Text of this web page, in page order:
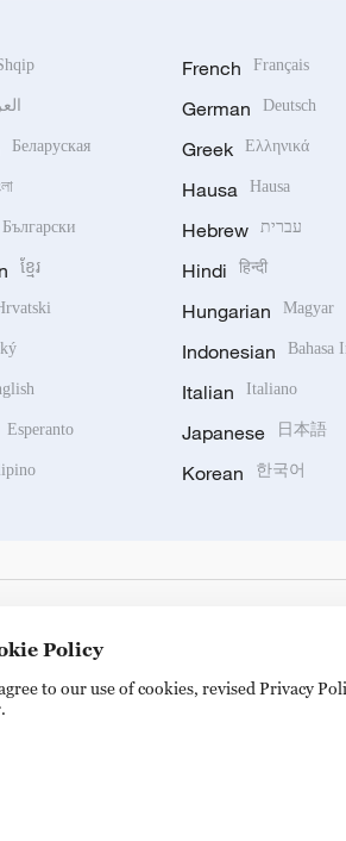
Беларуская
Български
ខ្មែរ
Esperanto
French Français
German Deutsch
Greek Ελληνικά
Hausa Hausa
Hebrew עברית
Hindi हिन्दी
Hungarian Magyar
Indonesian Bahasa
Italian Italiano
Japanese 日本語
Korean 한국어
号
Policy
to our use of cookies, revised Privacy